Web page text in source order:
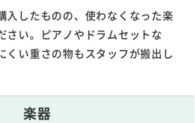
入したものの、使わなくなった楽
さい。ピアノやドラムセットな
くい重さの物もスタッフが搬出し
楽器